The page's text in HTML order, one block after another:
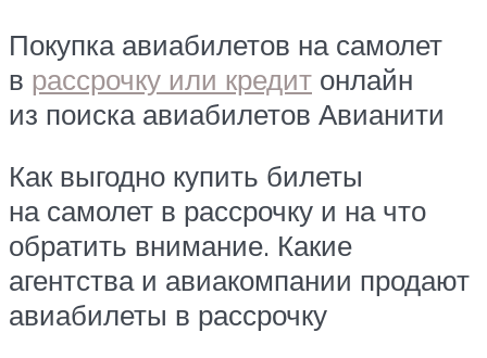
Покупка авиабилетов на самолет
в рассрочку или кредит онлайн
из поиска авиабилетов Авианити
Как выгодно купить билеты
на самолет в рассрочку и на что
обратить внимание. Какие
агентства и авиакомпании продают
авиабилеты в рассрочку